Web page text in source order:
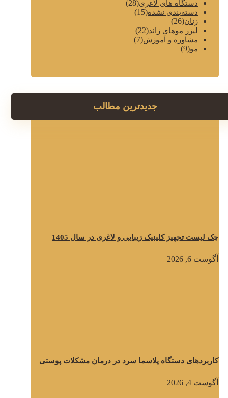
دستگاه های لاغری(28)
دسته‌بندی نشده(15)
زنان(26)
لیزر موهای زائد(22)
مشاوره و آموزش(7)
مو(9)
جدیدترین مطالب
چک لیست تجهیز کلینیک زیبایی و لاغری در سال 1405
آگوست 6, 2026
کاربردهای دستگاه پلاسما سرد در درمان مشکلات پوستی
آگوست 4, 2026